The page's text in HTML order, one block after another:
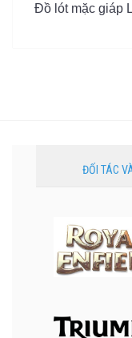
Đồ lót mặc giáp
ĐỐI TÁC